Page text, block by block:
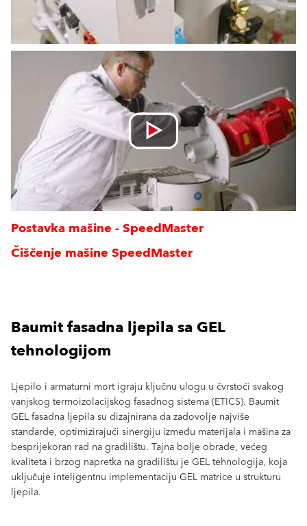
Postavka mašine - SpeedMaster
Čiščenje mašine SpeedMaster
Baumit fasadna ljepila sa GEL
tehnologijom
Ljepilo i armaturni mort igraju ključnu ulogu u čvrstoći svakog
vanjskog termoizolacijskog fasadnog sistema (ETICS). Baumit
GEL fasadna ljepila su dizajnirana da zadovolje najviše
standarde, optimizirajući sinergiju između materijala i mašina za
besprijekoran rad na gradilištu. Tajna bolje obrade, većeg
kvaliteta i brzog napretka na gradilištu je GEL tehnologija, koja
uključuje inteligentnu implementaciju GEL matrice u strukturu
ljepila.